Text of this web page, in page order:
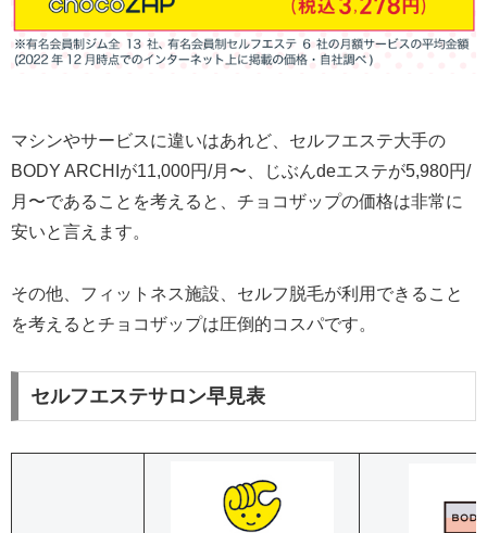
マシンやサービスに違いはあれど、セルフエステ大手の
BODY ARCHIが11,000円/月〜、じぶんdeエステが5,980円/
月〜であることを考えると、チョコザップの価格は非常に
安いと言えます。
その他、フィットネス施設、セルフ脱毛が利用できること
を考えるとチョコザップは圧倒的コスパです。
セルフエステサロン早見表